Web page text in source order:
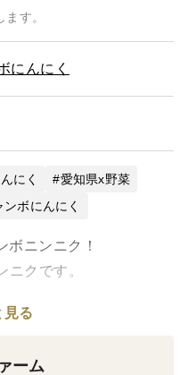
す。
にんにく
にく
愛知県x野菜
ボにんにく
ボニンニク！
クです。
見る
ーム